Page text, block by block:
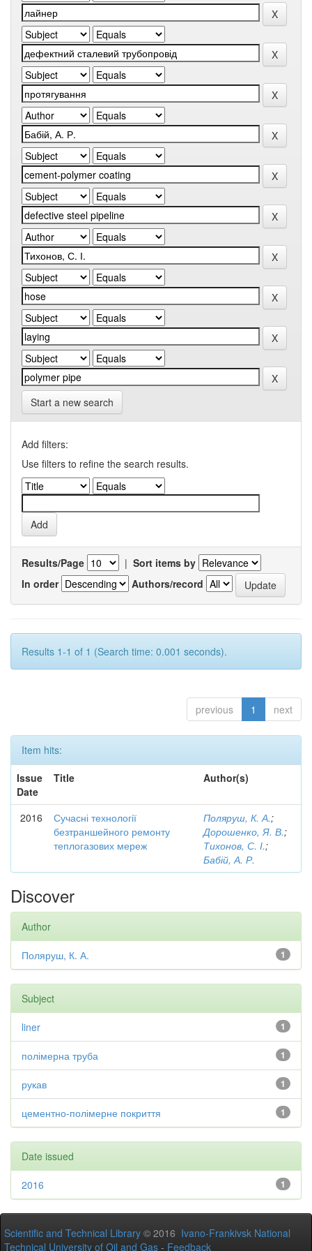
Start a new search
Add filters:
Use filters to refine the search results.
Results/Page | Sort items by
In order
Authors/record
Results 1-1 of 1 (Search time: 0.001 seconds).
previous 1 next
Item hits:
Issue
Date
Title Author(s)
2016
Сучасні технології
безтраншейного ремонту
теплогазових мереж
Поляруш, К. А.;
Дорошенко, Я. В.;
Тихонов, С. І.;
Бабій, А. Р.
Discover
Author
1
Поляруш, К. А.
Subject
1
liner
1
полімерна труба
1
рукав
1
цементно-полімерне покриття
Date issued
1
2016
Scientific and Technical Library © 2016 Ivano-Frankivsk National
Technical University of Oil and Gas - Feedback